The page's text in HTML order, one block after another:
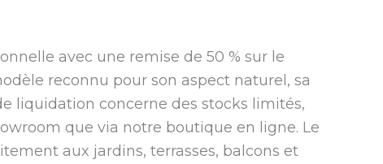
avec une remise de 50 % sur le
reconnu pour son aspect naturel, sa
liquidation concerne des stocks limités,
que via notre boutique en ligne. Le
aux jardins, terrasses, balcons et